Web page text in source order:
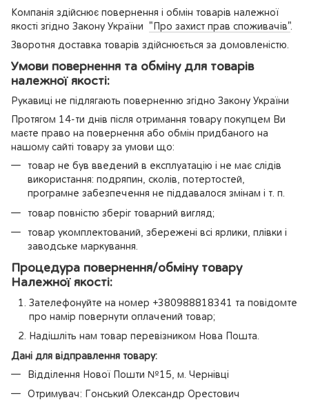
Компанія здійснює повернення і обмін товарів належної
якості згідно Закону України "Про захист прав споживачів".
Зворотня доставка товарів здійснюється за домовленістю.
Умови повернення та обміну для товарів
належної якості:
Рукавиці не підлягають поверненню згідно Закону України
Протягом 14-ти днів після отримання товару покупцем Ви
маєте право на повернення або обмін придбаного на
нашому сайті товару за умови що:
товар не був введений в експлуатацію і не має слідів
використання: подряпин, сколів, потертостей,
програмне забезпечення не піддавалося змінам і т. п.
товар повністю зберіг товарний вигляд;
товар укомплектований, збережені всі ярлики, плівки і
заводське маркування.
Процедура повернення/обміну товару
Належної якості:
Зателефонуйте на номер +380988818341 та повідомте
про намір повернути оплачений товар;
Надішліть нам товар перевізником Нова Пошта.
Дані для відправлення товару:
Відділення Нової Пошти №15, м. Чернівці
Отримувач: Гонський Олександр Орестович